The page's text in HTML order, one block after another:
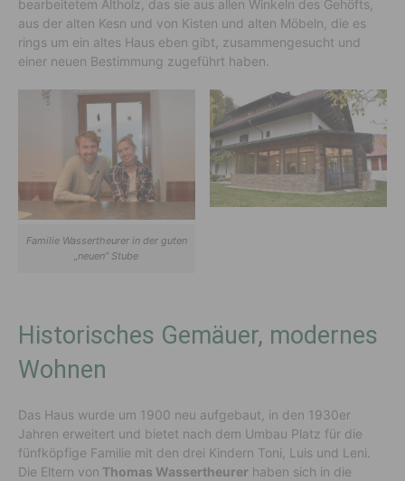
bearbeitetem Altholz, das sie aus allen Winkeln des Gehöfts,
aus der alten Kesn und von Kisten und alten Möbeln, die es
rings um ein altes Haus eben gibt, zusammengesucht und
einer neuen Bestimmung zugeführt haben.
Familie Wassertheurer in der guten
„neuen“ Stube
Historisches Gemäuer, modernes
Wohnen
Das Haus wurde um 1900 neu aufgebaut, in den 1930er
Jahren erweitert und bietet nach dem Umbau Platz für die
fünfköpfige Familie mit den drei Kindern Toni, Luis und Leni.
Die Eltern von Thomas Wassertheurer haben sich in die